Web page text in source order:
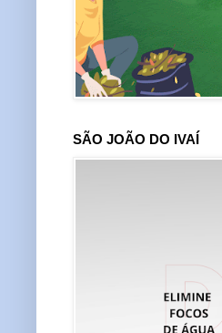
SÃO JOÃO DO IVAÍ